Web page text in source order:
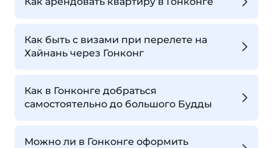
Как быть с визами при перелете на
Хайнань через Гонконг
Как в Гонконге добраться
самостоятельно до большого Будды
Можно ли в Гонконге оформить